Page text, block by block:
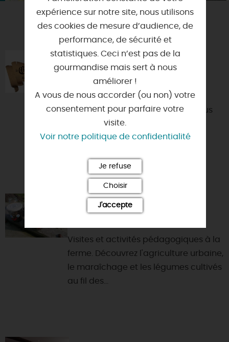
LA CHASSE AU TRÉSORLÉANS
45000 - ORLEANS
Vous aimez le patrimoine ? Les
enquêtes ? Les escape game ? Vous
voulez faire une activité de groupe
ludique ? Rejoignez-nous p...
OFILDELO ORLÉANS
Visites et activités pédagogiques à la
ferme. Découvrez l'agriculture urbaine,
le maraîchage et les légumes cultivés
au fil des...
expérience sur notre site, nous utilisons
des cookies de mesure d’audience, de
performance, de sécurité et
statistiques. Ceci n’est pas de la
gourmandise mais sert à nous
améliorer !
A vous de nous accorder (ou non) votre
consentement pour parfaire votre
visite.
Voir notre politique de confidentialité
Je refuse
Choisir
J'accepte